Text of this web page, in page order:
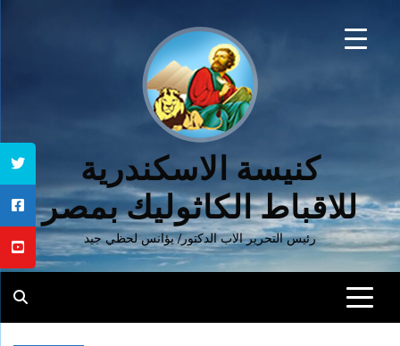
كنيسة الاسكندرية
للاقباط الكاثوليك بمصر
رئيس التحرير الاب الدكتور/ يؤانس لحظي جيد